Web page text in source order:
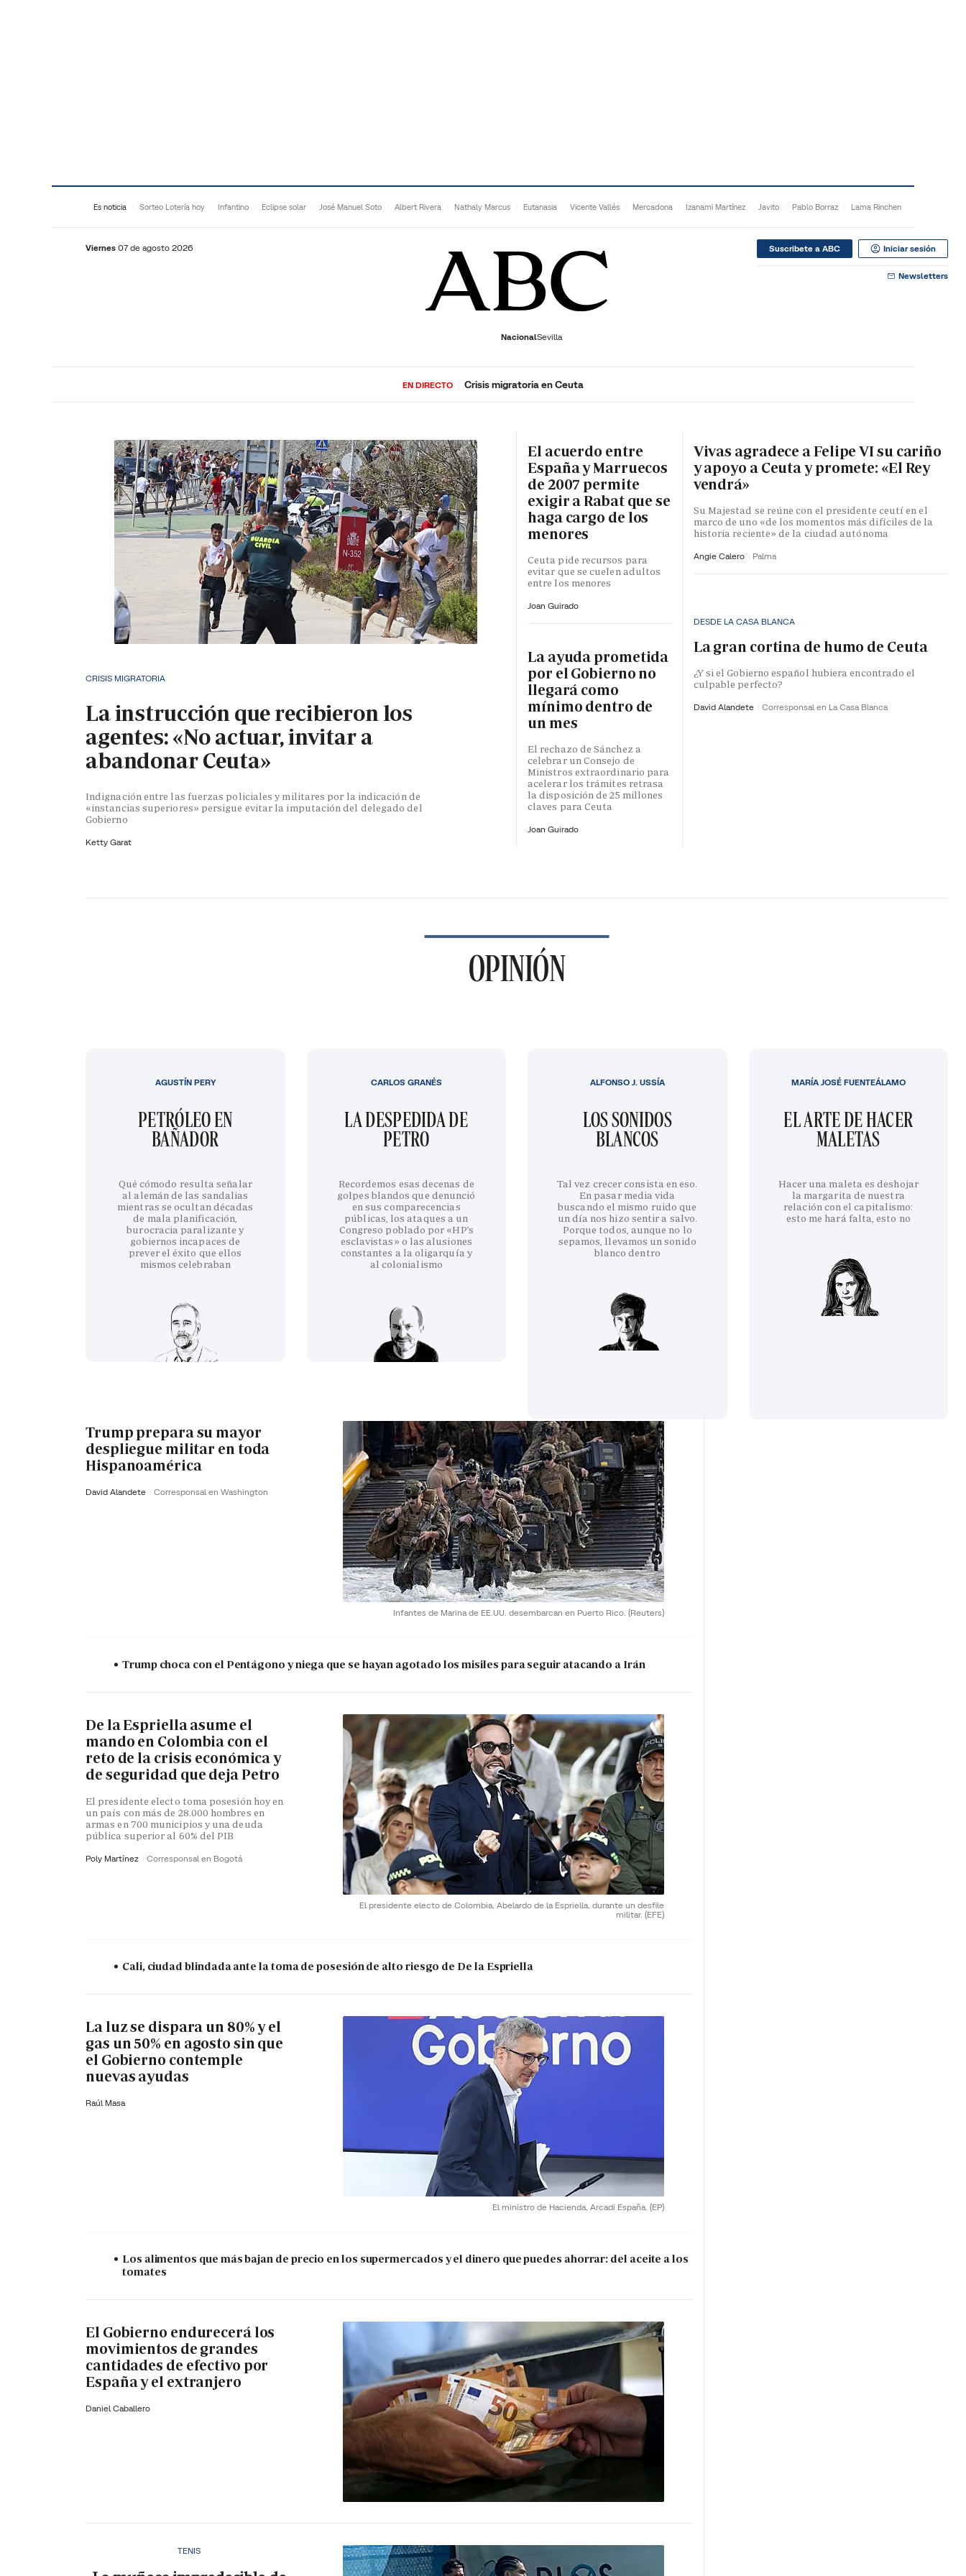
Es noticia Sorteo Lotería hoy Infantino Eclipse solar José Manuel Soto Albert Rivera Nathaly Marcus Eutanasia Vicente Vallés Mercadona Izanami Martínez Javito Pablo Borraz Lama Rinchen
Viernes 07 de agosto 2026
NacionalSevilla
Suscribete a ABC Iniciar sesión
Newsletters
ECONOMÍADEPORTES SOCIEDADCULTURAGENTEPLAY
EN DIRECTO Crisis migratoria en Ceuta
CRISIS MIGRATORIA
La instrucción que recibieron los
agentes: «No actuar, invitar a
abandonar Ceuta»
Indignación entre las fuerzas policiales y militares por la indicación de
«instancias superiores» persigue evitar la imputación del delegado del
Gobierno
Ketty Garat
El acuerdo entre
España y Marruecos
de 2007 permite
exigir a Rabat que se
haga cargo de los
menores
Ceuta pide recursos para
evitar que se cuelen adultos
entre los menores
Joan Guirado
La ayuda prometida
por el Gobierno no
llegará como
mínimo dentro de
un mes
El rechazo de Sánchez a
celebrar un Consejo de
Ministros extraordinario para
acelerar los trámites retrasa
la disposición de 25 millones
claves para Ceuta
Joan Guirado
Vivas agradece a Felipe VI su cariño
y apoyo a Ceuta y promete: «El Rey
vendrá»
Su Majestad se reúne con el presidente ceutí en el
marco de uno «de los momentos más difíciles de la
historia reciente» de la ciudad autónoma
Angie Calero Palma
DESDE LA CASA BLANCA
La gran cortina de humo de Ceuta
¿Y si el Gobierno español hubiera encontrado el
culpable perfecto?
David Alandete Corresponsal en La Casa Blanca
OPINIÓN
PETRÓLEO EN
BAÑADOR
Qué cómodo resulta señalar
al alemán de las sandalias
mientras se ocultan décadas
de mala planificación,
burocracia paralizante y
gobiernos incapaces de
prever el éxito que ellos
mismos celebraban
AGUSTÍN PERY
LA DESPEDIDA DE
PETRO
Recordemos esas decenas de
golpes blandos que denunció
en sus comparecencias
públicas, los ataques a un
Congreso poblado por «HP’s
esclavistas» o las alusiones
constantes a la oligarquía y
al colonialismo
CARLOS GRANÉS
LOS SONIDOS
BLANCOS
Tal vez crecer consista en eso.
En pasar media vida
buscando el mismo ruido que
un día nos hizo sentir a salvo.
Porque todos, aunque no lo
sepamos, llevamos un sonido
blanco dentro
ALFONSO J. USSÍA
EL ARTE DE HACER
MALETAS
Hacer una maleta es deshojar
la margarita de nuestra
relación con el capitalismo:
esto me hará falta, esto no
MARÍA JOSÉ FUENTEÁLAMO
Infantes de Marina de EE.UU. desembarcan en Puerto Rico. (Reuters)
Trump prepara su mayor
despliegue militar en toda
Hispanoamérica
David Alandete Corresponsal en Washington
Trump choca con el Pentágono y niega que se hayan agotado los misiles para seguir atacando a Irán
El presidente electo de Colombia, Abelardo de la Espriella, durante un desfile
militar. (EFE)
De la Espriella asume el
mando en Colombia con el
reto de la crisis económica y
de seguridad que deja Petro
El presidente electo toma posesión hoy en
un país con más de 28.000 hombres en
armas en 700 municipios y una deuda
pública superior al 60% del PIB
Poly Martínez Corresponsal en Bogotá
Cali, ciudad blindada ante la toma de posesión de alto riesgo de De la Espriella
El ministro de Hacienda, Arcadi España. (EP)
La luz se dispara un 80% y el
gas un 50% en agosto sin que
el Gobierno contemple
nuevas ayudas
Raúl Masa
Los alimentos que más bajan de precio en los supermercados y el dinero que puedes ahorrar: del aceite a los
tomates
El Gobierno endurecerá los
movimientos de grandes
cantidades de efectivo por
España y el extranjero
Daniel Caballero
TENIS